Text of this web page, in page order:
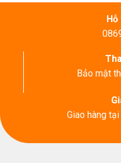
Bảo mật
Giao hàng